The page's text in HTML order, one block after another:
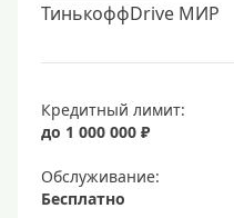
ТинькоффDrive МИР
Кредитный лимит:
до 1 000 000 ₽
Обслуживание:
Бесплатно